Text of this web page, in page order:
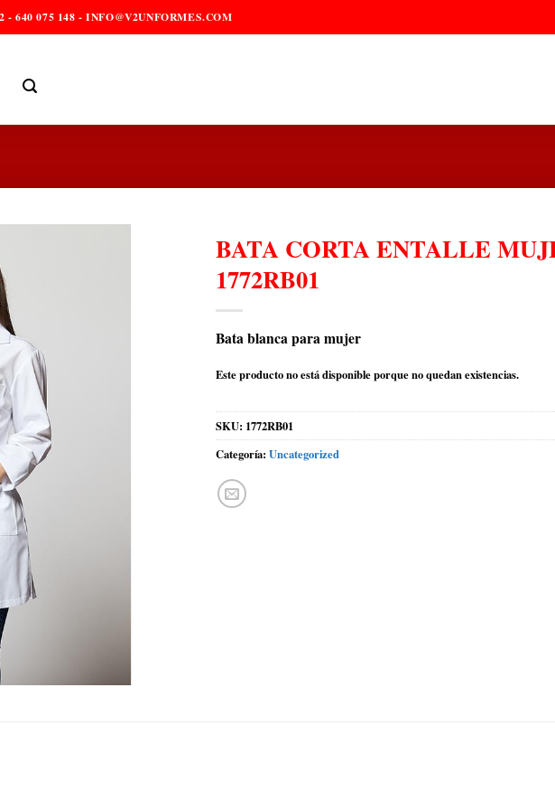
640 075 148 - INFO@V2UNFORMES.COM
BATA CORTA ENTALLE
1772RB01
Bata blanca para mujer
Este producto no está disponible porque no quedan existencias.
SKU: 1772RB01
Categoría: Uncategorized